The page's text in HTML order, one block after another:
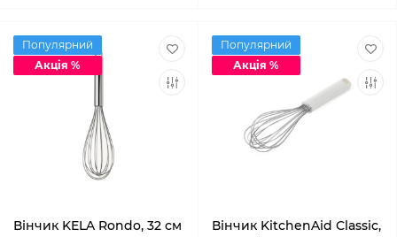
Популярний
Акція %
Вінчик KELA Rondo, 32 см
Популярний
Акція %
Вінчик KitchenAid Classic,